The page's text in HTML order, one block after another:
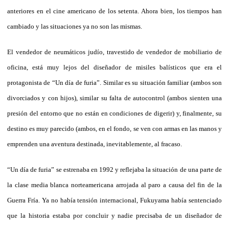
anteriores en el cine americano de los setenta. Ahora bien, los tiempos han
cambiado y las situaciones ya no son las mismas.
El vendedor de neumáticos judío, travestido de vendedor de mobiliario de
oficina, está muy lejos del diseñador de misiles balísticos que era el
protagonista de “Un día de furia”. Similar es su situación familiar (ambos son
divorciados y con hijos), similar su falta de autocontrol (ambos sienten una
presión del entorno que no están en condiciones de digerir) y, finalmente, su
destino es muy parecido (ambos, en el fondo, se ven con armas en las manos y
emprenden una aventura destinada, inevitablemente, al fracaso.
“Un día de furia” se estrenaba en 1992 y reflejaba la situación de una parte de
la clase media blanca norteamericana arrojada al paro a causa del fin de la
Guerra Fría. Ya no había tensión internacional, Fukuyama había sentenciado
que la historia estaba por concluir y nadie precisaba de un diseñador de